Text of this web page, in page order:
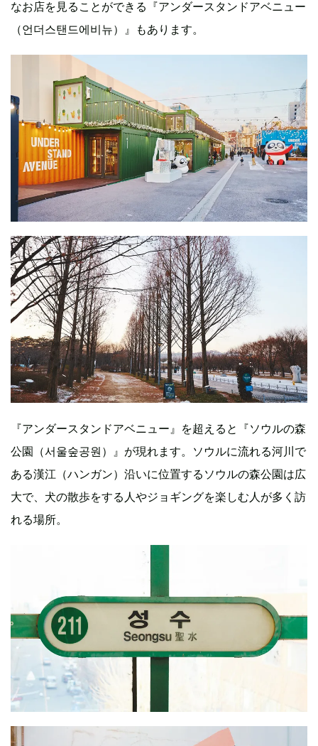
なお店を見ることができる『アンダースタンドアベニュー
（언더스탠드에비뉴）』もあります。
『アンダースタンドアベニュー』を超えると『ソウルの森
公園（서울숲공원）』が現れます。ソウルに流れる河川で
ある漢江（ハンガン）沿いに位置するソウルの森公園は広
大で、犬の散歩をする人やジョギングを楽しむ人が多く訪
れる場所。